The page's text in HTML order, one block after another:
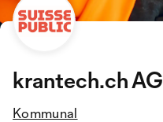
krantech.ch AG
Kommunal